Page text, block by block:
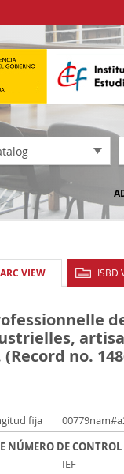
VIEW ISBD
(Record no.
fija
NÚMERO DE CONTROL
IEF